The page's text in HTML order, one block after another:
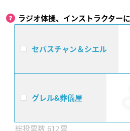
ラジオ体操、インストラクター
セバスチャン＆シエル
グレル&葬儀屋
612